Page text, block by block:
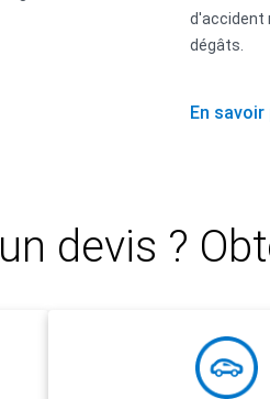
d'accident
dégâts.
En savoir
devis ?